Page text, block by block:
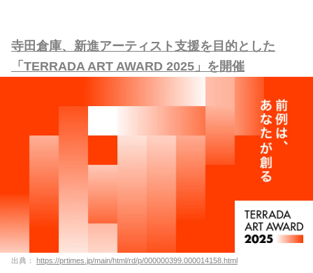
寺田倉庫、新進アーティスト支援を目的とした
「TERRADA ART AWARD 2025」を開催
出典： https://prtimes.jp/main/html/rd/p/000000399.000014158.html